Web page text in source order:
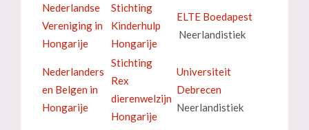
Nederlandse
Vereniging in
Hongarije
Stichting
Kinderhulp
Hongarije
ELTE Boedapest
Neerlandistiek
Nederlanders
en Belgen in
Hongarije
Stichting
Rex
dierenwelzijn
Hongarije
Universiteit
Debrecen
Neerlandistiek